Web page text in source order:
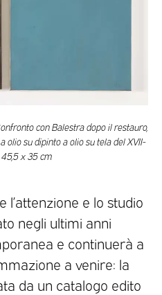
con Balestra dopo il restauro,
olio su dipinto a olio su tela del XVII-
x 35 cm
l’attenzione e lo studio
negli ultimi anni
e continuerà a
a venire: la
da un catalogo edito